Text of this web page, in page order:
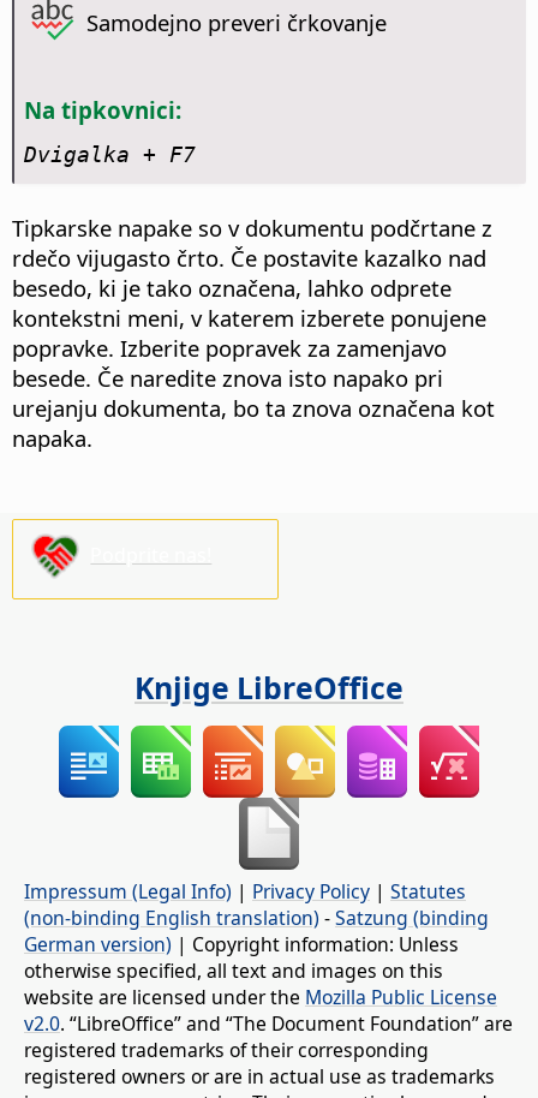
Samodejno preveri črkovanje
Na tipkovnici:
Dvigalka + F7
Tipkarske napake so v dokumentu podčrtane z
rdečo vijugasto črto. Če postavite kazalko nad
besedo, ki je tako označena, lahko odprete
kontekstni meni, v katerem izberete ponujene
popravke. Izberite popravek za zamenjavo
besede. Če naredite znova isto napako pri
urejanju dokumenta, bo ta znova označena kot
napaka.
Knjige LibreOffice
Impressum (Legal Info) | Privacy Policy | Statutes
(non-binding English translation) -Satzung (binding
German version) | Copyright information: Unless
otherwise specified, all text and images on this
website are licensed under the Mozilla Public License
v2.0. “LibreOffice” and “The Document Foundation” are
registered trademarks of their corresponding
registered owners or are in actual use as trademarks